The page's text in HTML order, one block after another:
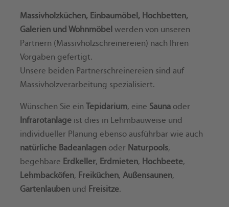
Massivholzküchen, Einbaumöbel, Hochbetten,
Galerien und Wohnmöbelwerden von unseren
Partnern (Massivholzschreinereien) nach Ihren
Vorgaben gefertigt.
Unsere beiden Partnerschreinereien sind auf
Massivholzverarbeitung spezialisiert.
Wünschen Sie ein Tepidarium, eine Sauna oder
Infrarotanlage ist dies in Lehmbauweise und
individueller Planung ebenso ausführbar wie auch
natürliche Badeanlagen oder Naturpools,
begehbare Erdkeller, Erdmieten, Hochbeete,
Lehmbacköfen, Freiküchen, Außensaunen,
Gartenlaubenund Freisitze.